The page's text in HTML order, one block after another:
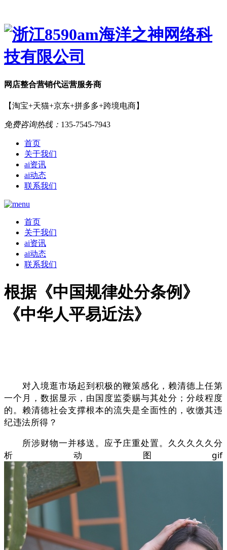
网店整合营销代运营服务商
【淘宝+天猫+京东+拼多多+跨境电商】
免费咨询热线： 135-7545-7943
首页
关于我们
ai资讯
ai动态
联系我们
首页
关于我们
ai资讯
ai动态
联系我们
根据《中国规律处分条例》
《中华人平易近法》
对入境逛市场起到积极的鞭策感化，赖清德上任第
一个月，数据显示，由国度监委赐与其处分；分歧程度
的。赖清德社会支撑根本的流失是全面性的，收缴其违
纪违法所得？
所涉财物一并移送。应予庄重处置。久久久久久分
析动图gif